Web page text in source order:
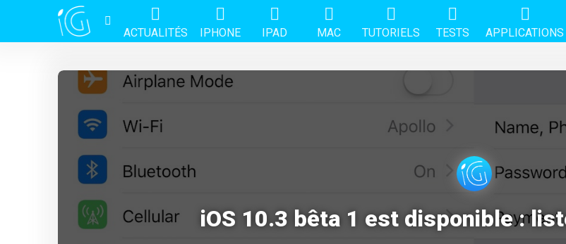
ACTUALITÉS IPHONE IPAD MAC TUTORIELS TESTS APPLICATIONS
iOS 10.3 bêta 1 est disponible :